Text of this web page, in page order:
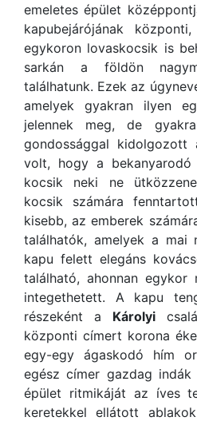
emeletes épület
kapubejárójának
egykoron lovaskocsik is
sarkán a földön
találhatunk. Ezek az
amelyek gyakran ilyen
jelennek meg, de
gondossággal kidolgozott
volt, hogy a
kocsik neki ne
kocsik számára
kisebb, az emberek
találhatók, amelyek a mai
kapu felett elegáns
található, ahonnan egykor
integethetett. A kapu
részeként a Károlyi
központi címert korona
egy-egy ágaskodó hím
egész címer gazdag
épület ritmikáját az íves
keretekkel ellátott